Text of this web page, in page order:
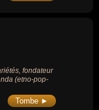
fondateur
(etno-pop-
Tombe ►